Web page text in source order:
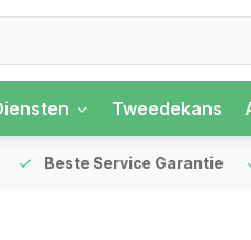
Tweedekans
Beste Service Garantie